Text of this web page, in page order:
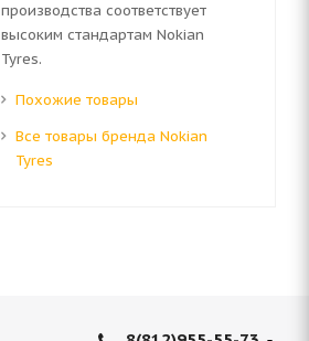
производства соответствует
высоким стандартам Nokian
Tyres.
Похожие товары
Все товары бренда Nokian
Tyres